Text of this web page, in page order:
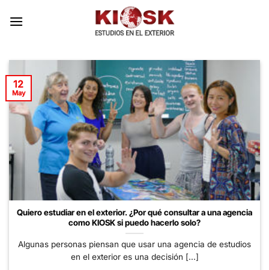
Quiero estudiar en el exterior. ¿Por qué consultar a una agencia
como KIOSK si puedo hacerlo solo?
Algunas personas piensan que usar una agencia de estudios
en el exterior es una decisión [...]
12
May